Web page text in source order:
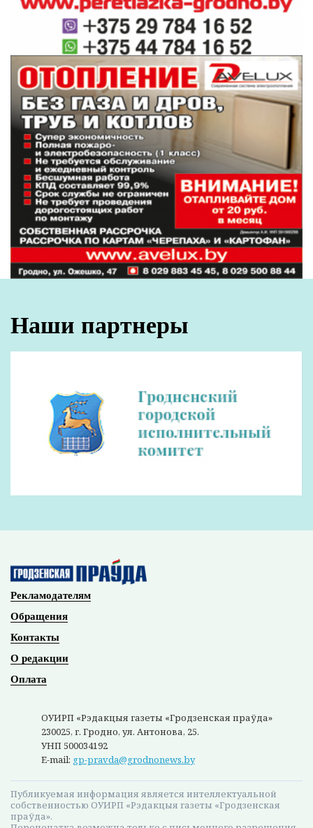
Если не знаете, какой инструмент выбрать,
«Бензоинструментсервис» по адресу: улица
Суворова, 166 или в павильон №74/1
«Технопарк» на рынке «Южный» в Гродно. На
работают с инструментами известной
фирмы STIHL, продукция которой – гарантия
высокого качества.
запчастей. В ассортименте магазина можно
встретить также компактные, легкие,
высокопроизводительные и доступные по
цене бензопилы для дома и сада: как и
профессиональные модели, маленькие пилы
для сада STIHL оснащены современными
обеспечивают бесперебойную работу даже
Как отмечает директор сервисного центра
ЧСУП «Профтехсервис» Виктор Осакович,
клиентов, в магазине каждому предлагают
технику STIHL разной мощности. Что
немаловажно, по выбору инструментов для